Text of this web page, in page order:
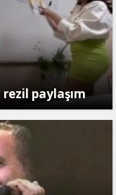
rezil paylaşım